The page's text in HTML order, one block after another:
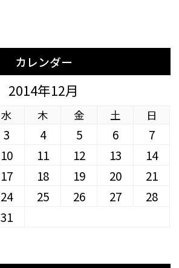
カレンダー
2014年12月
水 木 金 土 日
3 4 5 6
7
10 11 12 13
14
17 18 19 20
21
24 25 26 27
28
31